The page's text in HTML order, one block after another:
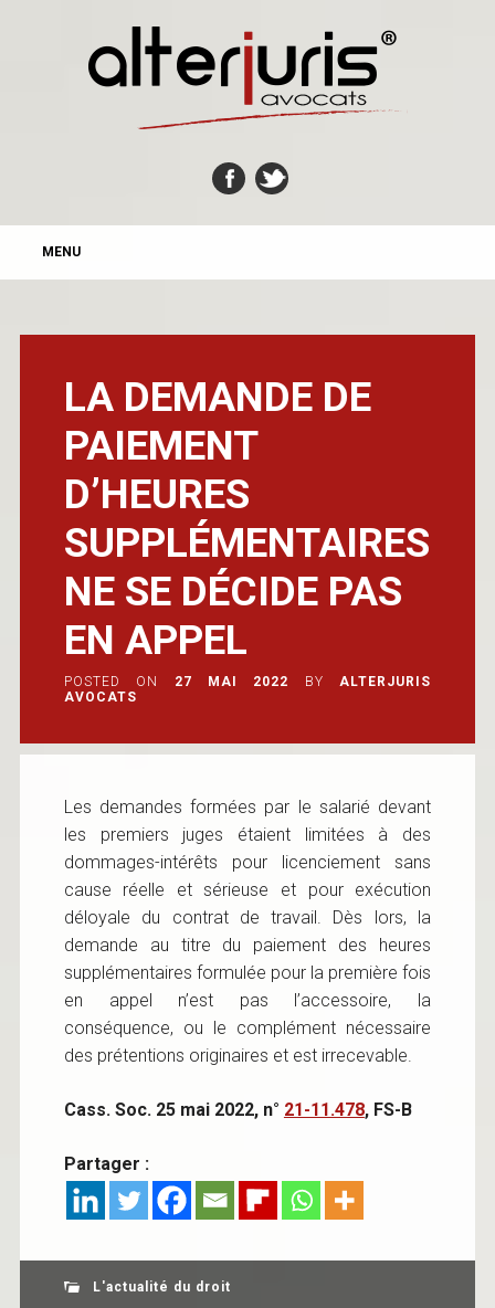
MAIN MENU
MENU
LA DEMANDE DE
PAIEMENT
D’HEURES
SUPPLÉMENTAIRES
NE SE DÉCIDE PAS
EN APPEL
POSTED ON 27 MAI 2022 BY
ALTERJURIS
AVOCATS
Les demandes formées par le salarié devant
les premiers juges étaient limitées à des
dommages-intérêts pour licenciement sans
cause réelle et sérieuse et pour exécution
déloyale du contrat de travail. Dès lors, la
demande au titre du paiement des heures
supplémentaires formulée pour la première fois
en appel n’est pas l’accessoire, la
conséquence, ou le complément nécessaire
des prétentions originaires et est irrecevable.
Cass. Soc. 25 mai 2022, n° 21-11.478, FS-B
Partager :
L'actualité du droit